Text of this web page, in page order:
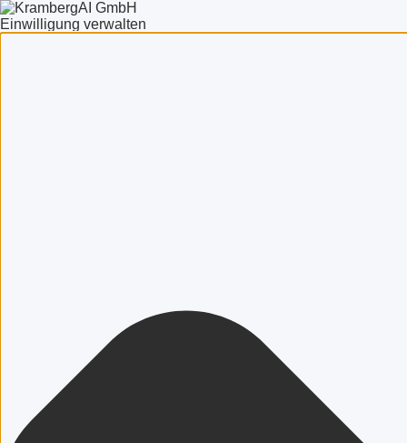
Einwilligung verwalten